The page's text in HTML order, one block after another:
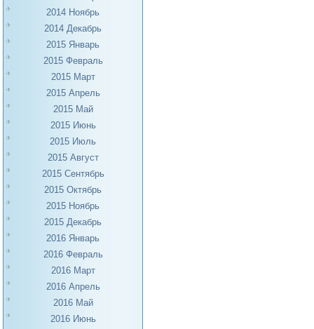
2014 Ноябрь
2014 Декабрь
2015 Январь
2015 Февраль
2015 Март
2015 Апрель
2015 Май
2015 Июнь
2015 Июль
2015 Август
2015 Сентябрь
2015 Октябрь
2015 Ноябрь
2015 Декабрь
2016 Январь
2016 Февраль
2016 Март
2016 Апрель
2016 Май
2016 Июнь